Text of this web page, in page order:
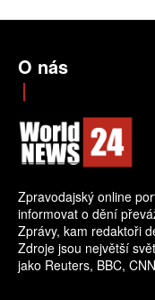
O nás
Zpravodajský online
informovat o dění
Zprávy, kam redaktoři
Zdroje jsou největší
jako Reuters, BBC,